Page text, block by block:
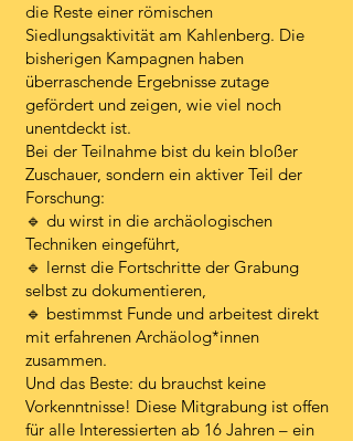
die Reste einer römischen
Siedlungsaktivität am Kahlenberg. Die
bisherigen Kampagnen haben
überraschende Ergebnisse zutage
gefördert und zeigen, wie viel noch
unentdeckt ist.
Bei der Teilnahme bist du kein bloßer
Zuschauer, sondern ein aktiver Teil der
Forschung:
🔹 du wirst in die archäologischen
Techniken eingeführt,
🔹 lernst die Fortschritte der Grabung
selbst zu dokumentieren,
🔹 bestimmst Funde und arbeitest direkt
mit erfahrenen Archäolog*innen
zusammen.
Und das Beste: du brauchst keine
Vorkenntnisse! Diese Mitgrabung ist offen
für alle Interessierten ab 16 Jahren – ein